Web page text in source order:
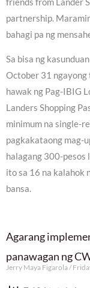
partnership.
bahagi pa ng
Sa bisa ng
October 31 ngayong
hawak ng Pag-IBIG
Landers Shopping
minimum na single-
pagkakataong mag-
halagang 300-pesos
ito sa 16 na kalahok
bansa.
Agarang
panawagan ng
Jerry Maya Figarola